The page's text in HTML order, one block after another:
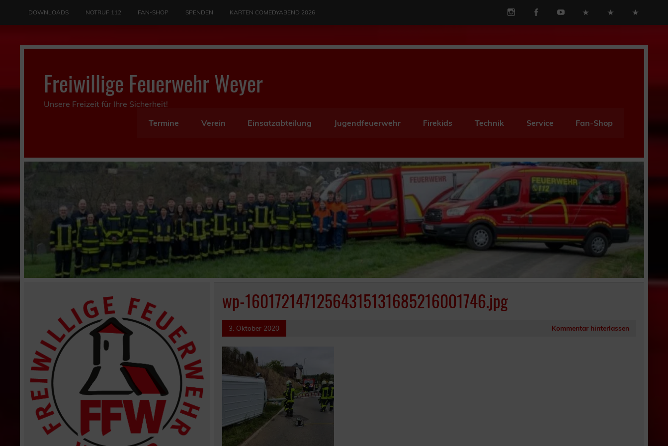
DOWNLOADS NOTRUF 112 FAN-SHOP SPENDEN KARTEN COMEDYABEND 2026
Freiwillige Feuerwehr Weyer
Unsere Freizeit für Ihre Sicherheit!
Termine
Verein Einsatzabteilung Jugendfeuerwehr Firekids Technik Service Fan-Shop
wp-16017214712564315131685216001746.jpg
3. Oktober 2020 Kommentar hinterlassen